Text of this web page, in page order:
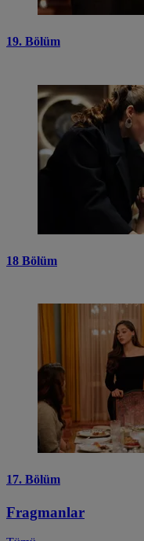
19. Bölüm
18 Bölüm
17. Bölüm
Fragmanlar